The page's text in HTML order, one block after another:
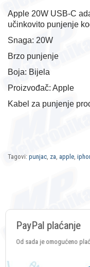
Apple 20W USB-C
učinkovito punjenje
Snaga: 20W
Brzo punjenje
Boja: Bijela
Proizvođač: Apple
Kabel za punjenje
Tagovi: punjac, za, apple,
Plaćanje